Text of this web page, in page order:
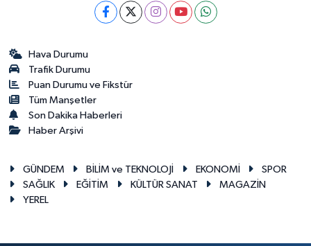
Hava Durumu
Trafik Durumu
Puan Durumu ve Fikstür
Tüm Manşetler
Son Dakika Haberleri
Haber Arşivi
GÜNDEM BİLİM ve TEKNOLOJİ EKONOMİ
SPOR
SAĞLIK
EĞİTİM KÜLTÜR SANAT
MAGAZİN
YEREL